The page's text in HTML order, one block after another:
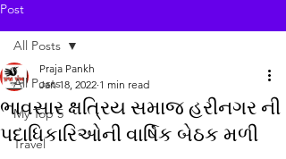
Post
All Posts
My Top 5
Travel
All Posts
ભાવસાર ક્ષત્રિય સમાજ હરીનગર ની
પદાધિકારિઓની વાર્ષિક બેઠક મળી
Praja Pankh
Jan 18, 2022 1 min read